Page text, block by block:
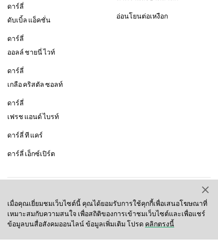
เมื่อคุณเยี่ยมชมเว็บไซต์นี้ คุณได้ยอมรับการใช้คุกกี้เพื่อเสนอโฆษณาที่
เหมาะสมกับความสนใจ เพื่อสถิติของการเข้าชมเว็บไซต์และเพื่อแชร์
ข้อมูลบนสื่อสังคมออนไลน์ ข้อมูลเพิ่มเติม โปรดคลิกตรงนี้
ดาร์ลี่
ดับเบิ้ล แอ็คชั่น
ดาร์ลี่
ออลล์ ชายนี่ ไวท์
ดาร์ลี่
เกลือ คริสตัล ซอลท์
ดาร์ลี่
เฟรช แอนด์ ไบรท์
ดาร์ลี่ ที แคร์
ดาร์ลี่ เอ็กซ์เปิร์ต
อ่อนโยนต่อเหงือก
ข่าวใหม่ Brand Initiative